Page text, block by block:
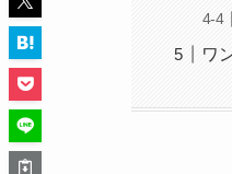
ワ